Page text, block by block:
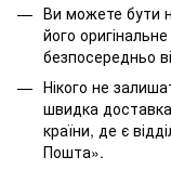
Ви можете бути
його
безпосередньо
Нікого не
швидка
країни, де є
Пошта».